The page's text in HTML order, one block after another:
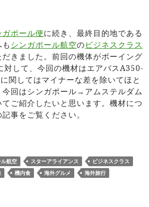
ポール便に続き、最終目的地である
シンガポール航空のビジネスクラス
きました。前回の機体がボーイング
対して、今回の機材はエアバスA350-
関してはマイナーな差を除いてほと
今回はシンガポール→アムステルダム
てご紹介したいと思います。機材につ
事をご覧ください。
ール航空ビジネスクラス機内食｜
航空 スターアライアンス
ビジネスクラス
機内食 海外グルメ
海外旅行